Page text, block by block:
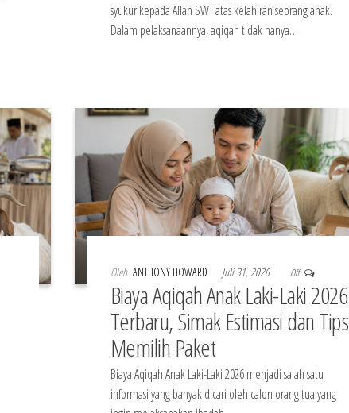
syukur kepada Allah SWT atas kelahiran seorang anak.
Dalam pelaksanaannya, aqiqah tidak hanya…
Oleh ANTHONY HOWARD Juli 31, 2026 Off
Biaya Aqiqah Anak Laki-Laki 2026
Terbaru, Simak Estimasi dan Tips
Memilih Paket
Biaya Aqiqah Anak Laki-Laki 2026 menjadi salah satu
informasi yang banyak dicari oleh calon orang tua yang